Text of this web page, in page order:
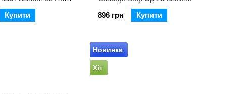
Купити
(SKU0800)
896 грн
Купити
Новинка
Хіт